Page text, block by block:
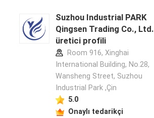
Suzhou Industrial PARK
Qingsen Trading Co., Ltd.
üretici profili
Room 916, Xinghai
International Building, No.28,
Wansheng Street, Suzhou
Industrial Park ,Çin
5.0
Onaylı tedarikçi